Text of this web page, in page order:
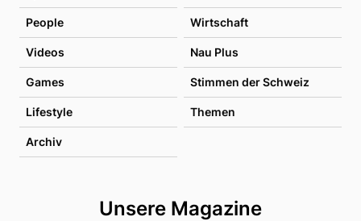
People Wirtschaft
Videos Nau Plus
Games Stimmen der Schweiz
Lifestyle Themen
Archiv
Unsere Magazine